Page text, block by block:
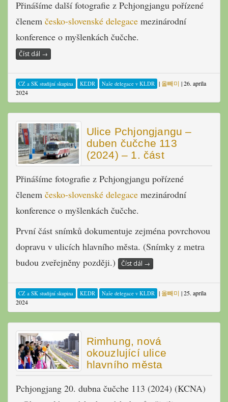
Přinášíme další fotografie z Pchjongjangu pořízené
členem česko-slovenské delegace mezinárodní
konference o myšlenkách čučche.
Číst dál →
CZ a SK studijní skupina KĽDR Naše delegace v KLDR | 올빼미 |26. apríla
2024
Ulice Pchjongjangu –
duben čučche 113
(2024) – 1. část
Přinášíme fotografie z Pchjongjangu pořízené
členem česko-slovenské delegace mezinárodní
konference o myšlenkách čučche.
První část snímků dokumentuje zejména povrchovou
dopravu v ulicích hlavního města. (Snímky z metra
budou zveřejněny později.)
Číst dál →
CZ a SK studijní skupina KĽDR Naše delegace v KLDR | 올빼미 |25. apríla
2024
Rimhung, nová
okouzlující ulice
hlavního města
Pchjongjang 20. dubna čučche 113 (2024) (KCNA)